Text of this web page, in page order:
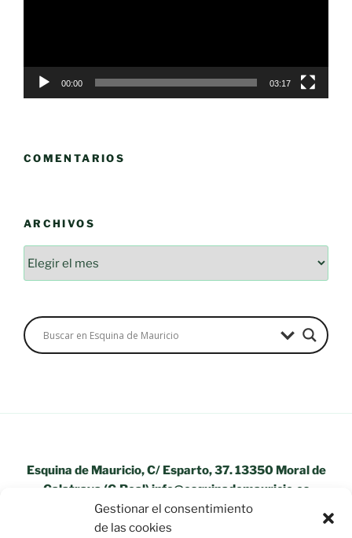
Gestionar el consentimiento
de las cookies
00:00 03:17
COMENTARIOS
ARCHIVOS
Esquina de Mauricio, C/ Esparto, 37. 13350 Moral de
Calatrava (C.Real) info@esquinademauricio.es
«Aviso Legal»